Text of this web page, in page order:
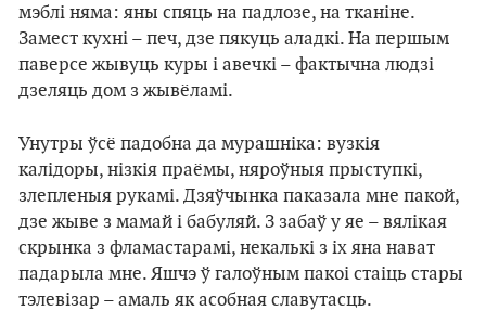
мэблі няма: яны спяць на падлозе, на тканіне.
Замест кухні – печ, дзе пякуць аладкі. На першым
паверсе жывуць куры і авечкі – фактычна людзі
дзеляць дом з жывёламі.
Унутры ўсё падобна да мурашніка: вузкія
калідоры, нізкія праёмы, няроўныя прыступкі,
злепленыя рукамі. Дзяўчынка паказала мне пакой,
дзе жыве з мамай і бабуляй. З забаў у яе – вялікая
скрынка з фламастарамі, некалькі з іх яна нават
падарыла мне. Яшчэ ў галоўным пакоі стаіць стары
тэлевізар – амаль як асобная славутасць.